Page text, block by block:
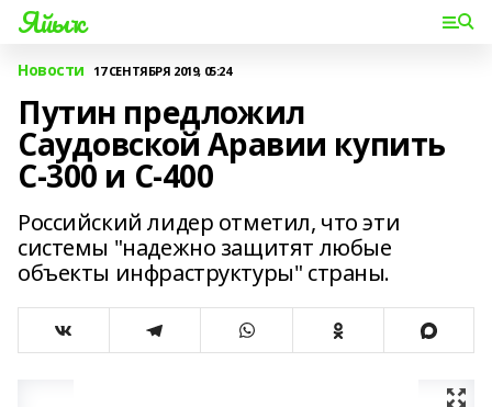
Яйыҡ
Новости 17 СЕНТЯБРЯ 2019, 05:24
Путин предложил
Саудовской Аравии купить
С-300 и С-400
Российский лидер отметил, что эти
системы "надежно защитят любые
объекты инфраструктуры" страны.